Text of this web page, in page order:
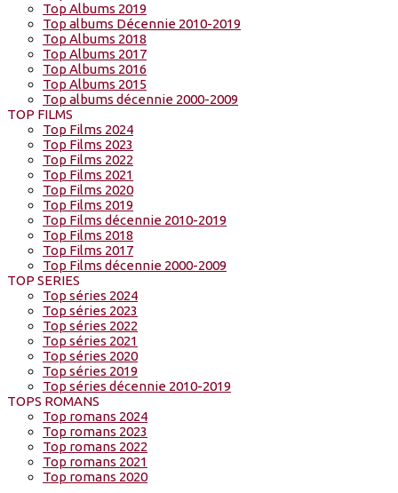
Top Albums 2019
Top albums Décennie 2010-2019
Top Albums 2018
Top Albums 2017
Top Albums 2016
Top Albums 2015
Top albums décennie 2000-2009
TOP FILMS
Top Films 2024
Top Films 2023
Top Films 2022
Top Films 2021
Top Films 2020
Top Films 2019
Top Films décennie 2010-2019
Top Films 2018
Top Films 2017
Top Films décennie 2000-2009
TOP SERIES
Top séries 2024
Top séries 2023
Top séries 2022
Top séries 2021
Top séries 2020
Top séries 2019
Top séries décennie 2010-2019
TOPS ROMANS
Top romans 2024
Top romans 2023
Top romans 2022
Top romans 2021
Top romans 2020